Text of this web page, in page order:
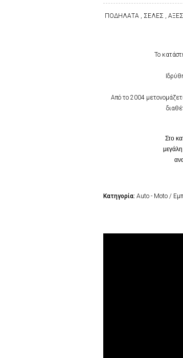
ΠΟΔΗΛΑΤΑ , ΣΕΛΕΣ ,
Το
Από το 2004
Στο
μεγάλη
Κατηγορία: Auto - Moto /